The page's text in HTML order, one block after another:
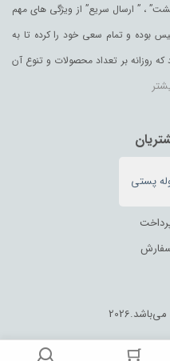
، ” ارسال سریع” از ویژگی های مهم
بوده و تمام سعی خود را کرده تا به
روزانه بر تعداد محصولات و تنوع آن
را در خرید محصولات اینترنتی مرتفع
دارای مجوز های لازم از مراجع
و مقررات جمهوری اسلامی ایران
پستی